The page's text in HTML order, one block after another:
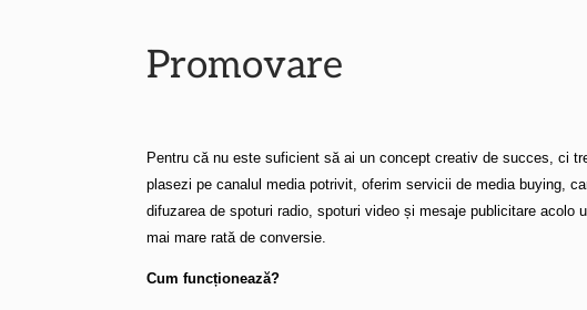
Promovare
Pentru că nu este suficient să ai un concept creativ de succes, ci
plasezi pe canalul media potrivit, oferim servicii de media buying,
difuzarea de spoturi radio, spoturi video și mesaje publicitare acolo
mai mare rată de conversie.
Cum funcționează?